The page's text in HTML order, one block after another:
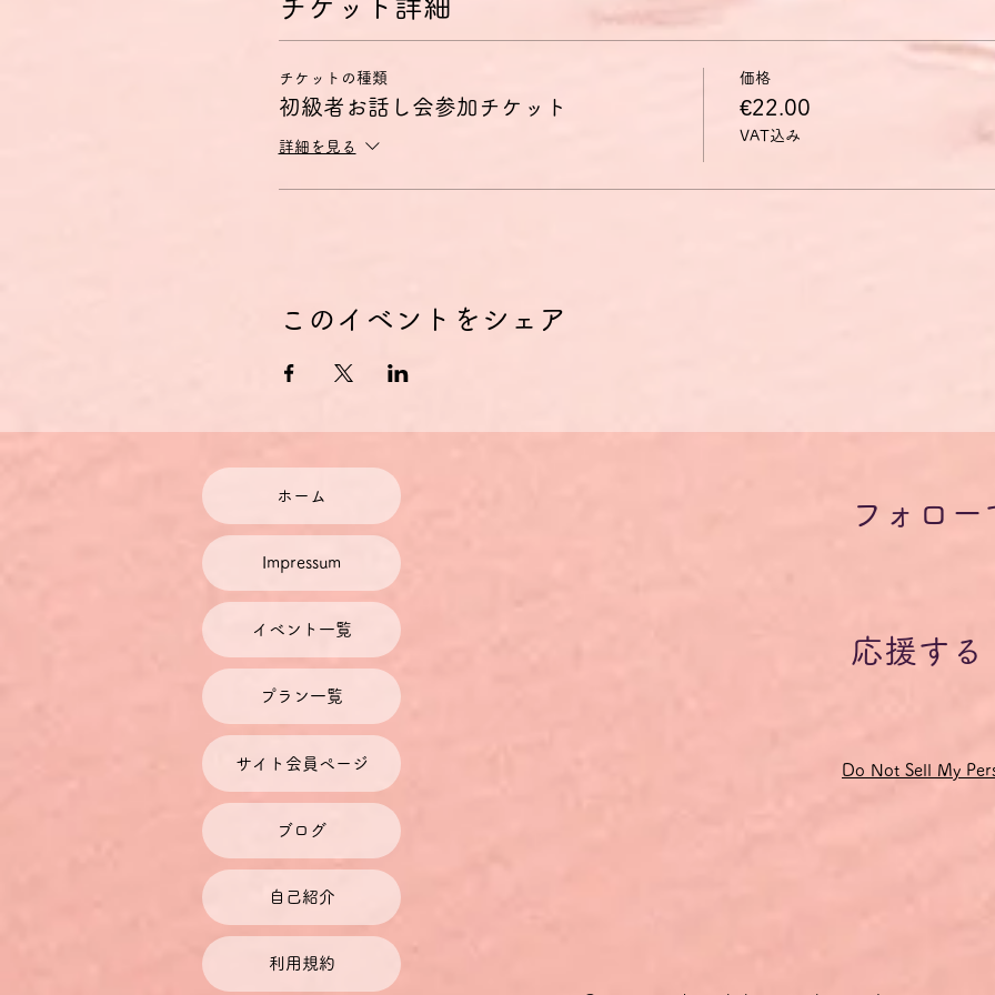
チケット詳細
チケットの種類
初級者お話し会参加チケット
詳細を見る
価格
€22.00
VAT込み
このイベントをシェア
ホーム
Impressum
イベント一覧
プラン一覧
サイト会員ページ
ブログ
自己紹介
利用規約
フォロー
応援する
Do Not Sell My